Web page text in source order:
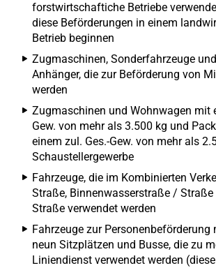
forstwirtschaftiche Betriebe
diese Beförderungen in einem
Betrieb beginnen
Zugmaschinen, Sonderfahrzeuge
Anhänger, die zur Beförderung von
werden
Zugmaschinen und Wohnwagen mit
Gew. von mehr als 3.500 kg und
einem zul. Ges.-Gew. von mehr als
Schaustellergewerbe
Fahrzeuge, die im Kombinierten
Straße, Binnenwasserstraße / Straße
Straße verwendet werden
Fahrzeuge zur Personenbeförderung
neun Sitzplätzen und Busse, die zu
Liniendienst verwendet werden